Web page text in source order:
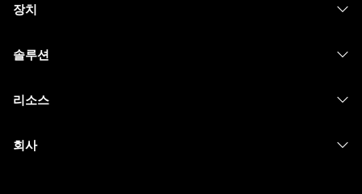
장치
솔루션
리소스
회사